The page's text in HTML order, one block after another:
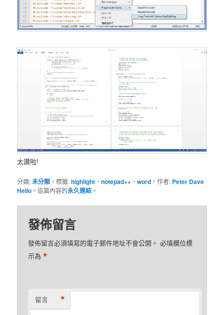
太讚啦!
分類:未分類 ，標籤:highlight 、notepad++ 、word ，作者: Peter Dave
Hello 。這篇內容的永久連結 。
發佈留言
發佈留言必須填寫的電子郵件地址不會公開。 必填欄位標
示為*
留言 *